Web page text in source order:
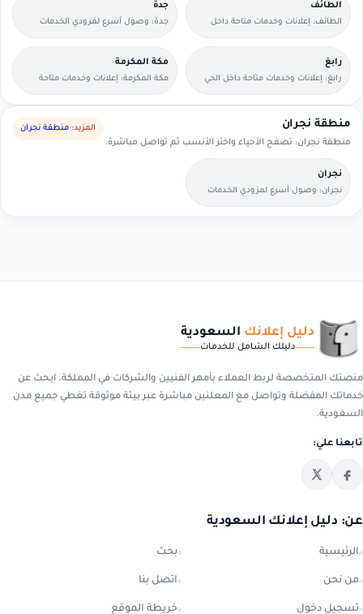
الطائف
الطائف: إعلانات وخدمات متاحة داخل
الحي مع وسائل تواصل مباشرة.
جدة
جدة: وصول أسرع لمزودي الخدمات
القريبين منك.
رابغ
رابغ: إعلانات وخدمات متاحة داخل الحي
مع وسائل تواصل مباشرة.
مكة المكرمة
مكة المكرمة: إعلانات وخدمات متاحة
داخل الحي مع وسائل تواصل مباشرة.
منطقة نجران
منطقة نجران: تصفح الأحياء واختر الأنسب ثم تواصل مباشرة.
المزيد: منطقة نجران
نجران
نجران: وصول أسرع لمزودي الخدمات
القريبين منك.
دليل إعلانك السعودية
دليلك الشامل للخدمات
منصتك المتخصصة لربط العملاء بأمهر الفنيين والشركات في المملكة. ابحث عن
خدماتك المفضلة وتواصل مع المعلنين مباشرة عبر بيئة موثوقة تغطي جميع مدن
السعودية.
تابعنا علي:
عن: دليل إعلانك السعودية
الرئيسية بحث
من نحن اتصل بنا
تسجيل دخول خريطة الموقع